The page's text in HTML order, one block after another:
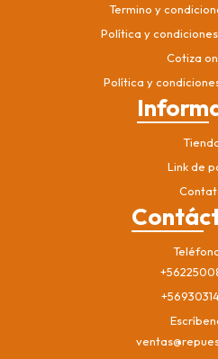
Termino y
Política y
Cotiza
Política y
Link de